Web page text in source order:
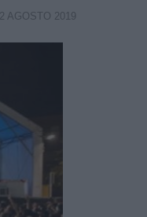
AGOSTO 2019